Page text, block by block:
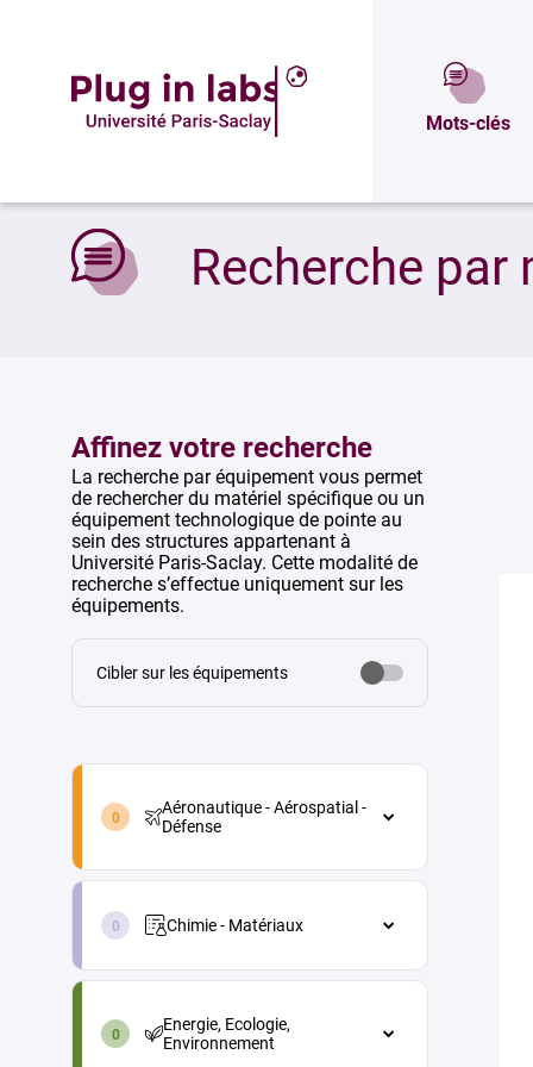
Mots-clés
Recherche par
Affinez votre recherche
La recherche par équipement vous permet
de rechercher du matériel spécifique ou un
équipement technologique de pointe au
sein des structures appartenant à
Université Paris-Saclay. Cette modalité de
recherche s’effectue uniquement sur les
équipements.
Cibler sur les équipements
aeronautique-
defense-
Aéronautique - Aérospatial -
Défense
équipements
Matériaux et procédés
chimie-
materiaux-
Chimie - Matériaux
Chimie physique (électrochimie,
thermochimie...)
energie-
environnement-Energie, Ecologie,
Environnement